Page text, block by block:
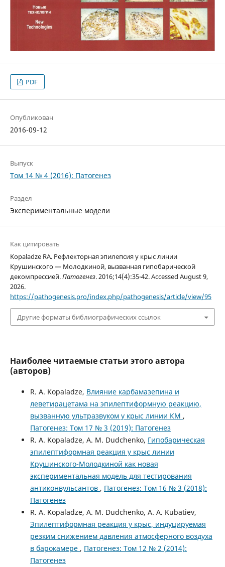
PDF
Опубликован
2016-09-12
Выпуск
Том 14 № 4 (2016): Патогенез
Раздел
Экспериментальные модели
Как цитировать
Kopaladze RA. Рефлекторная эпилепсия у крыс линии
Крушинского — Молодкиной, вызванная гипобарической
декомпрессией.Патогенез. 2016;14(4):35-42. Accessed August 9,
2026.
https://pathogenesis.pro/index.php/pathogenesis/article/view/95
Другие форматы библиографических ссылок
Наиболее читаемые статьи этого автора
(авторов)
R. A. Kopaladze, Влияние карбамазепина и
леветирацетама на эпилептиформную реакцию,
вызванную ультразвуком у крыс линии КМ ,
Патогенез: Том 17 № 3 (2019): Патогенез
R. A. Kopaladze, A. M. Dudchenko, Гипобарическая
эпилептиформная реакция у крыс линии
Крушинского-Молодкиной как новая
экспериментальная модель для тестирования
антиконвульсантов , Патогенез: Том 16 № 3 (2018):
Патогенез
R. A. Kopaladze, A. M. Dudchenko, A. A. Kubatiev,
Эпилептиформная реакция у крыс, индуцируемая
резким снижением давления атмосферного воздуха
в барокамере , Патогенез: Том 12 № 2 (2014):
Патогенез